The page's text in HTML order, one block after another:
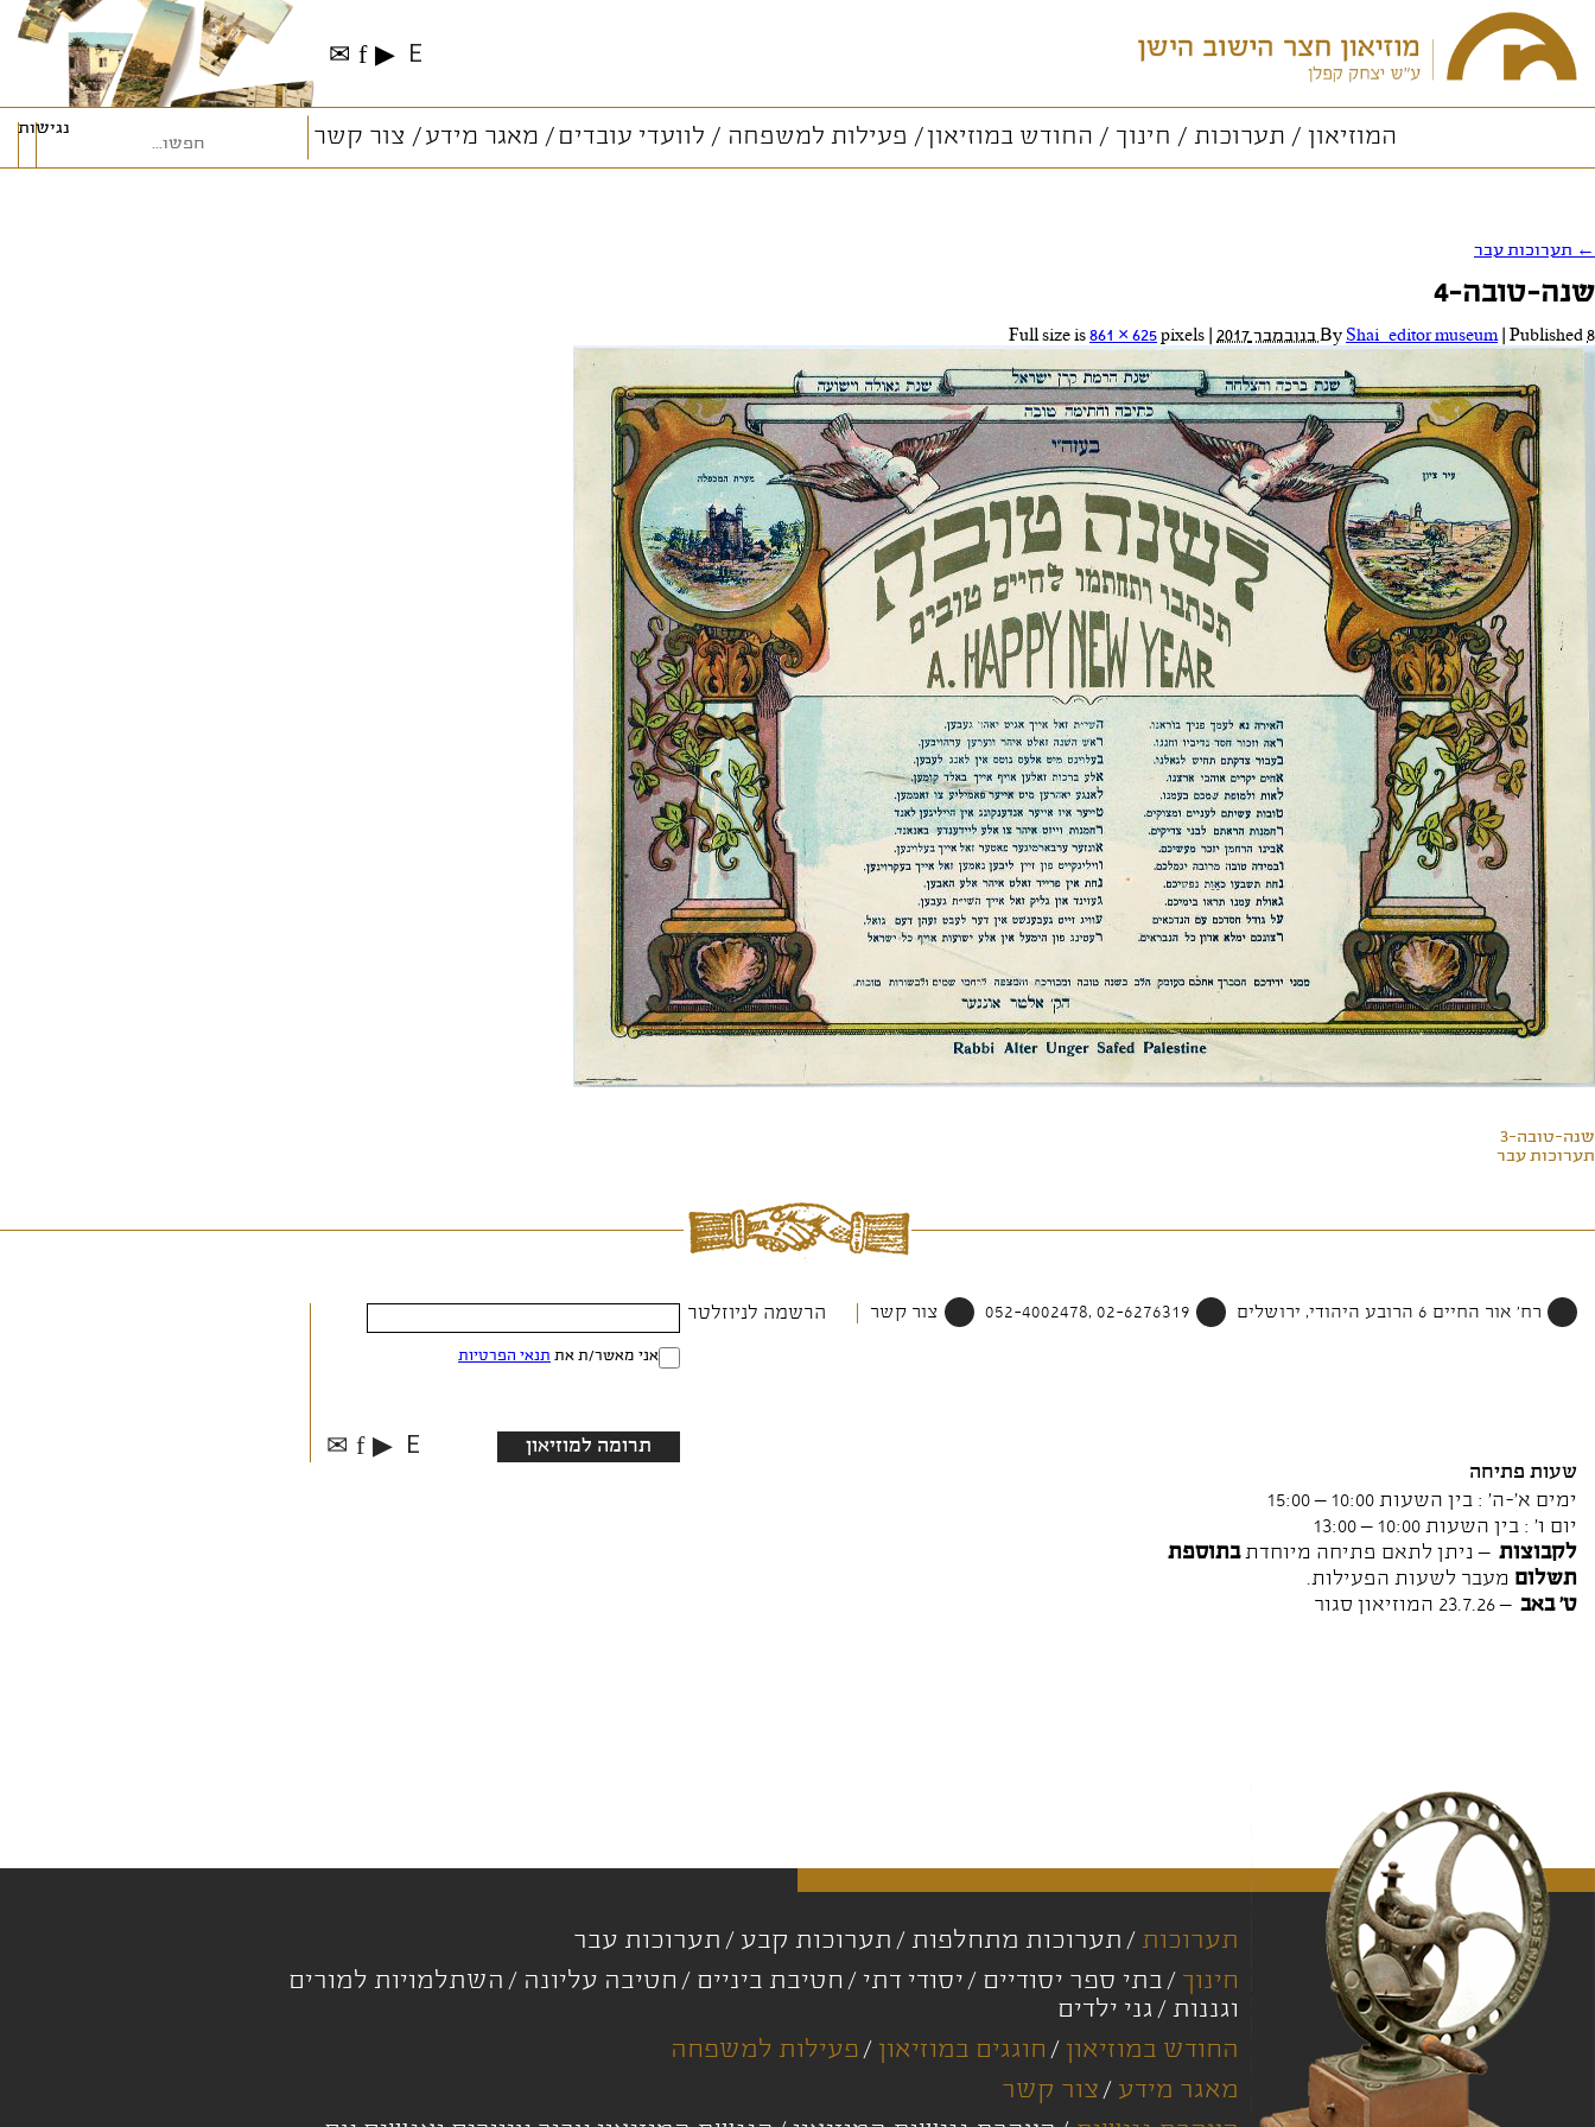
E
▶
f
✉
המוזיאון תערוכות חינוך החודש במוזיאון פעילות למשפחה לוועדי עובדים מאגר מידע צור קשר נגישות
← תערוכות עבר
שנה-טובה-4
By Shai_editor museum Published8 בנובמבר 2017 861 × 625pixels
שנה-טובה-3
תערוכות עבר
רח' אור החיים 6 הרובע היהודי, ירושלים 02-6276319 ,052-4002478 צור קשר הרשמה לניוזלטר
אני מאשר/ת את תנאי הפרטיות
תרומה למוזיאון E
▶
f
✉
שעות פתיחה
ימים א'-ה' : בין השעות 10:00 – 15:00
יום ו' : בין השעות 10:00 – 13:00
לקבוצות – ניתן לתאם פתיחה מיוחדתבתוספת
תשלום מעבר לשעות הפעילות.
ט' באב– 23.7.26 המוזיאון סגור
תערוכות תערוכות מתחלפות תערוכות קבע
תערוכות עבר
חינוך
בתי ספר יסודיים יסודי דתי חטיבת ביניים חטיבה עליונה
השתלמויות למורים
וגננות
גני ילדים
החודש במוזיאון
חוגגים במוזיאון
פעילות למשפחה
מאגר מידע
צור קשר